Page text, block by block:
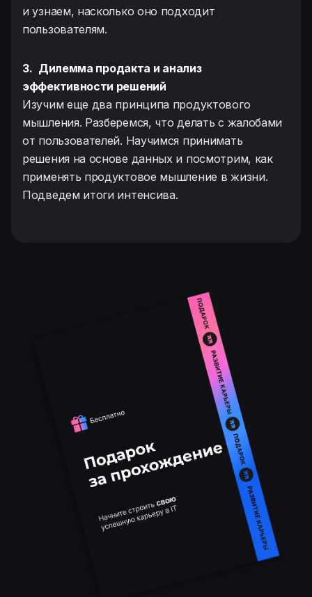
и узнаем, насколько оно подходит
пользователям.
3. Дилемма продакта и анализ
эффективности решений
Изучим еще два принципа продуктового
мышления. Разберемся, что делать с жалобами
от пользователей. Научимся принимать
решения на основе данных и посмотрим, как
применять продуктовое мышление в жизни.
Подведем итоги интенсива.